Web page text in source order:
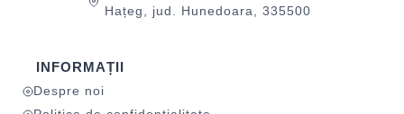
Hațeg, jud. Hunedoara, 335500
INFORMAȚII
Despre noi